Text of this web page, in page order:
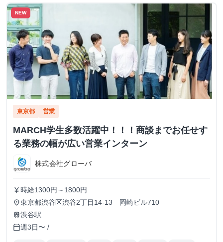
NEW
東京都 営業
MARCH学生多数活躍中！！！商談までお任せす
る業務の幅が広い営業インターン
株式会社グローバ
currency_yen 時給1300円～1800円
place東京都渋谷区渋谷2丁目14-13 岡崎ビル710
train渋谷駅
calendar_today週3日〜 /